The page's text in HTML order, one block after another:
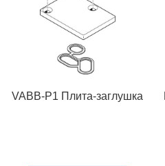
VABB-P1 Плита-заглушка